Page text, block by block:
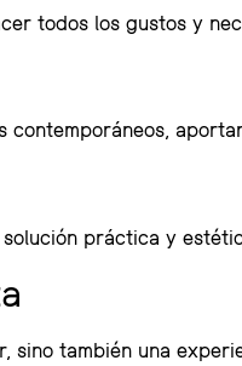
todos los gustos y
práctica y
sino también una